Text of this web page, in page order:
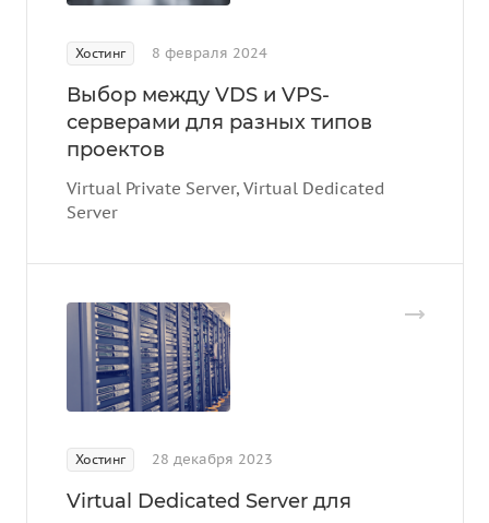
Хостинг 8 февраля 2024
Выбор между VDS и VPS-
серверами для разных типов
проектов
Virtual Private Server, Virtual Dedicated
Server
Хостинг 28 декабря 2023
Virtual Dedicated Server для